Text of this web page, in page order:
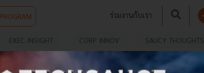
ร่วมงานกับเรา
EXEC INSIGHT CORP INNOV SAUCY THOUGHTS